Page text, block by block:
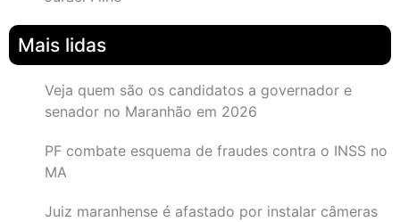
Mais lidas
Veja quem são os candidatos a governador e
senador no Maranhão em 2026
PF combate esquema de fraudes contra o INSS no
MA
Juiz maranhense é afastado por instalar câmeras